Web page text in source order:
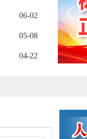
06-02
05-08
04-22